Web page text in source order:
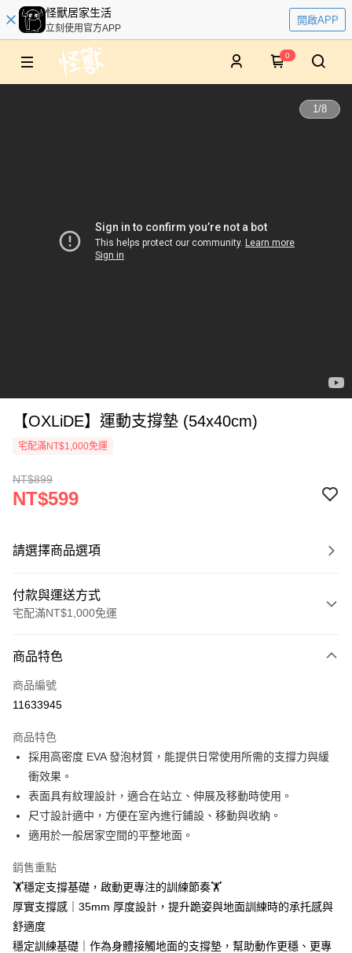
怪獸居家生活
立刻使用官方APP
開啟APP
0
1/8
【OXLiDE】運動支撐墊 (54x40cm)
宅配滿NT$1,000免運
NT$899
NT$599
請選擇商品選項
付款與運送方式
宅配滿NT$1,000免運
信用卡一次付款
悠遊付
AFTEE先享後付
相關說明
【關於「AFTEE先享後付」】
AFTEE先享後付是「在收到商品之後才付款」的支付方式。 讓您購物簡單
便利好安心！
１．簡單：不需註冊會員、不需綁卡、不需儲值。
３．安心：先確認商品／服務後，再付款。
【「AFTEE先享後付」結帳流程】
１．於結帳方式選擇「AFTEE先享後付」後，將跳轉至「AFTEE先享後付」
２．訂單成立數日內，您將收到繳費通知簡訊。
３．收到繳費通知簡訊後14天內，點擊此簡訊中的連結，可透過四大超商／
ATM付款
貨到付款
運送方式
宅配
每筆NT$100，滿NT$1,000(含以上)免運費
黑貓貨到付款
商品特色
商品編號
11633945
商品特色
採用高密度 EVA 發泡材質，能提供日常使用所需的支撐力與緩
衝效果。
表面具有紋理設計，適合在站立、伸展及移動時使用。
尺寸設計適中，方便在室內進行鋪設、移動與收納。
適用於一般居家空間的平整地面。
銷售重點
🏋️穩定支撐基礎，啟動更專注的訓練節奏🏋️
厚實支撐感｜35mm 厚度設計，提升跪姿與地面訓練時的承托感與
舒適度
穩定訓練基礎｜作為身體接觸地面的支撐墊，幫助動作更穩、更專